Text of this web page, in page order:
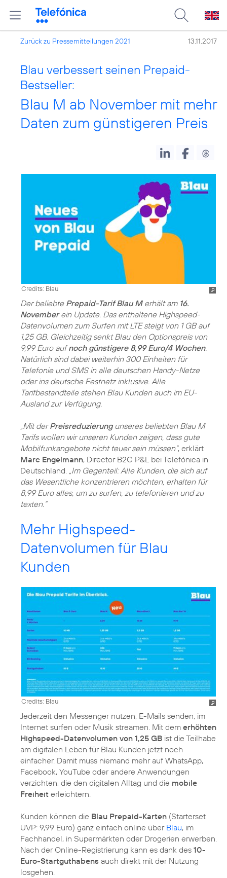
Zurück zu Pressemitteilungen 2021 13.11.2017
Blau verbessert seinen Prepaid-
Bestseller:
Blau M ab November mit mehr
Daten zum günstigeren Preis
Credits: Blau
Der beliebte Prepaid-Tarif Blau Merhält am 16.
Novemberein Update. Das enthaltene Highspeed-
Datenvolumen zum Surfen mit LTE steigt von 1 GB auf
1,25 GB. Gleichzeitig senkt Blau den Optionspreis von
9,99 Euro aufnoch günstigere 8,99 Euro/4 Wochen.
Natürlich sind dabei weiterhin 300 Einheiten für
Telefonie und SMS in alle deutschen Handy-Netze
oder ins deutsche Festnetz inklusive. Alle
Tarifbestandteile stehen Blau Kunden auch im EU-
Ausland zur Verfügung.
„Mit derPreisreduzierung unseres beliebten Blau M
Tarifs wollen wir unseren Kunden zeigen, dass gute
Mobilfunkangebote nicht teuer sein müssen“, erklärt
Marc Engelmann, Director B2C P&L bei Telefónica in
Deutschland.
„Im Gegenteil: Alle Kunden, die sich auf
das Wesentliche konzentrieren möchten, erhalten für
8,99 Euro alles, um zu surfen, zu telefonieren und zu
texten.“
Mehr Highspeed-
Datenvolumen für Blau
Kunden
Credits: Blau
Jederzeit den Messenger nutzen, E-Mails senden, im
Internet surfen oder Musik streamen. Mit dem erhöhten
Highspeed-Datenvolumen von 1,25 GB ist die Teilhabe
am digitalen Leben für Blau Kunden jetzt noch
einfacher. Damit muss niemand mehr auf WhatsApp,
Facebook, YouTube oder andere Anwendungen
verzichten, die den digitalen Alltag und die mobile
Freiheit erleichtern.
Kunden können die Blau Prepaid-Karten (Starterset
UVP: 9,99 Euro) ganz einfach online über Blau, im
Fachhandel, in Supermärkten oder Drogerien erwerben.
Nach der Online-Registrierung kann es dank des 10-
Euro-Startguthabens auch direkt mit der Nutzung
losgehen.